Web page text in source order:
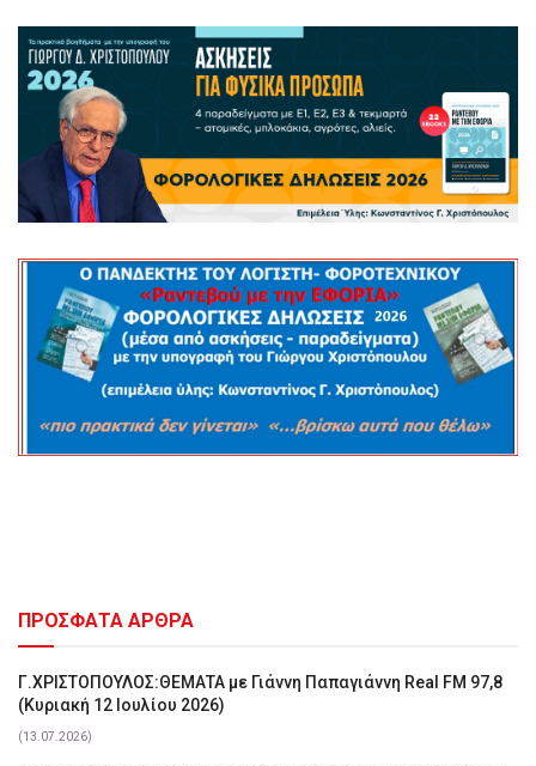
ΠΡΟΣΦΑΤΑ ΑΡΘΡΑ
Γ.ΧΡΙΣΤΟΠΟΥΛΟΣ:ΘΕΜΑΤΑ με Γιάννη Παπαγιάννη Real FM 97,8
(Κυριακή 12 Ιουλίου 2026)
(13.07.2026)